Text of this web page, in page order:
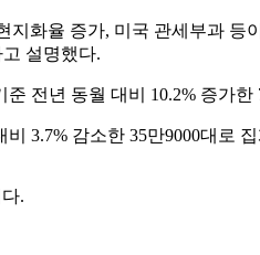
화율 증가, 미국 관세부과
설명했다.
전년 동월 대비 10.2% 증가
3.7% 감소한 35만9000대로
.